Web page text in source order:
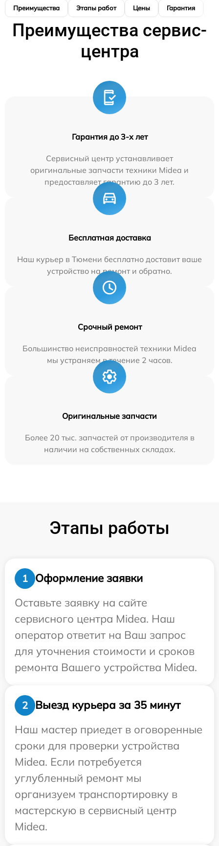
Преимущества Этапы работ Цены Гарантия
Преимущества сервис-
центра
Гарантия до 3-х лет
Сервисный центр устанавливает
оригинальные запчасти техники Midea и
предоставляет гарантию до 3 лет.
Бесплатная доставка
Наш курьер в Тюмени бесплатно доставит ваше
устройство на ремонт и обратно.
Срочный ремонт
Большинство неисправностей техники Midea
мы устраняем в течение 2 часов.
Оригинальные запчасти
Более 20 тыс. запчастей от производителя в
наличии на собственных складах.
Этапы работы
1
Оформление заявки
Оставьте заявку на сайте
сервисного центра Midea. Наш
оператор ответит на Ваш запрос
для уточнения стоимости и сроков
ремонта Вашего устройства Midea.
2
Выезд курьера за 35 минут
Наш мастер приедет в оговоренные
сроки для проверки устройства
Midea. Если потребуется
углубленный ремонт мы
организуем транспортировку в
мастерскую в сервисный центр
Midea.